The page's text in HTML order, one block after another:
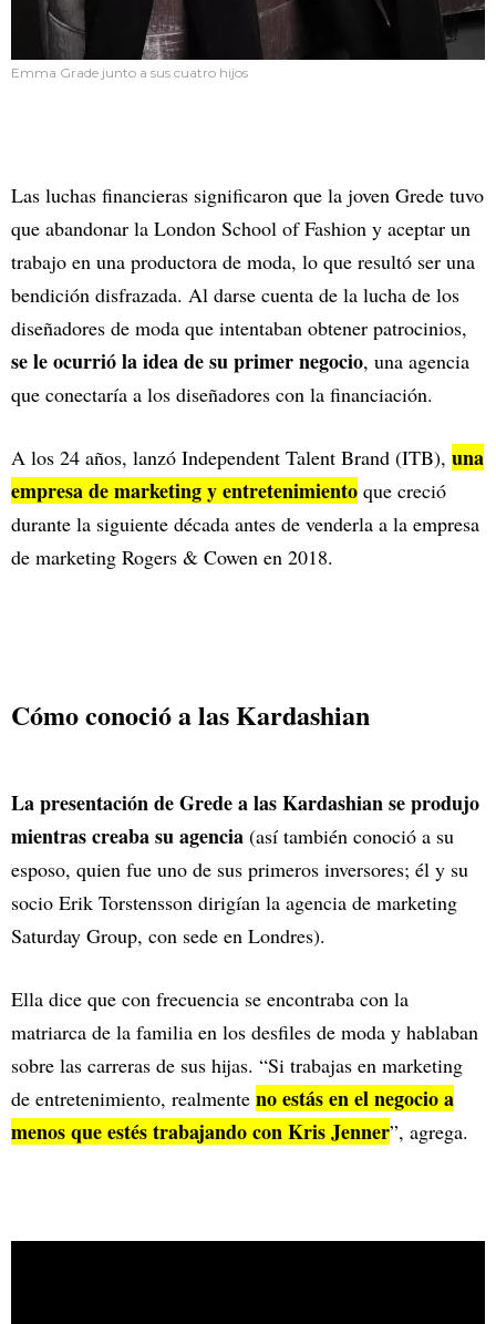
Emma Grade junto a sus cuatro hijos
Las luchas financieras significaron que la joven Grede tuvo
que abandonar la London School of Fashion y aceptar un
trabajo en una productora de moda, lo que resultó ser una
bendición disfrazada. Al darse cuenta de la lucha de los
diseñadores de moda que intentaban obtener patrocinios,
se le ocurrió la idea de su primer negocio, una agencia
que conectaría a los diseñadores con la financiación.
A los 24 años, lanzó Independent Talent Brand (ITB), una
empresa de marketing y entretenimiento que creció
durante la siguiente década antes de venderla a la empresa
de marketing Rogers & Cowen en 2018.
Cómo conoció a las Kardashian
La presentación de Grede a las Kardashian se produjo
mientras creaba su agencia (así también conoció a su
esposo, quien fue uno de sus primeros inversores; él y su
socio Erik Torstensson dirigían la agencia de marketing
Saturday Group, con sede en Londres).
Ella dice que con frecuencia se encontraba con la
matriarca de la familia en los desfiles de moda y hablaban
sobre las carreras de sus hijas. “Si trabajas en marketing
de entretenimiento, realmente no estás en el negocio a
menos que estés trabajando con Kris Jenner”, agrega.